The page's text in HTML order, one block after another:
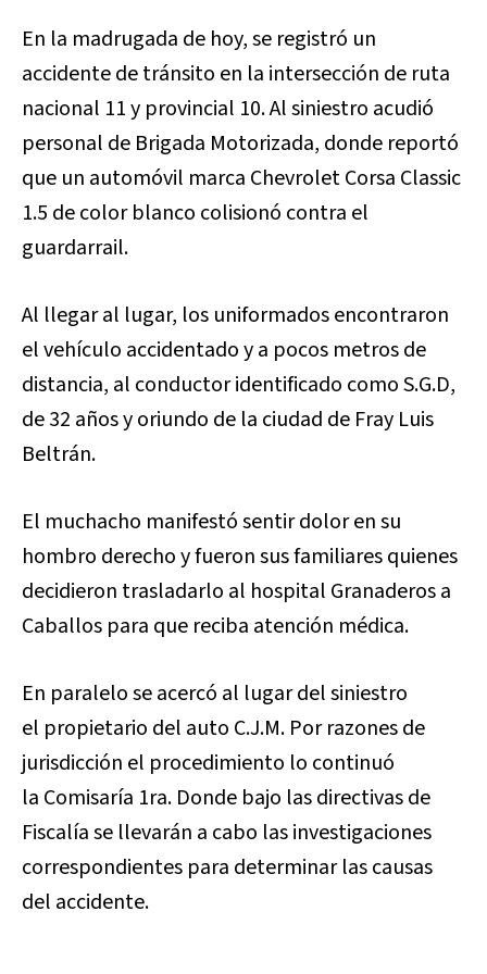
En la madrugada de hoy, se registró un
accidente de tránsito en la intersección de ruta
nacional 11 y provincial 10. Al siniestro acudió
personal de Brigada Motorizada, donde reportó
que un automóvil marca Chevrolet Corsa Classic
1.5 de color blanco colisionó contra el
guardarrail.
Al llegar al lugar, los uniformados encontraron
el vehículo accidentado y a pocos metros de
distancia, al conductor identificado como S.G.D,
de 32 años y oriundo de la ciudad de Fray Luis
Beltrán.
El muchacho manifestó sentir dolor en su
hombro derecho y fueron sus familiares quienes
decidieron trasladarlo al hospital Granaderos a
Caballos para que reciba atención médica.
En paralelo se acercó al lugar del siniestro
el propietario del auto C.J.M. Por razones de
jurisdicción el procedimiento lo continuó
la Comisaría 1ra. Donde bajo las directivas de
Fiscalía se llevarán a cabo las investigaciones
correspondientes para determinar las causas
del accidente.